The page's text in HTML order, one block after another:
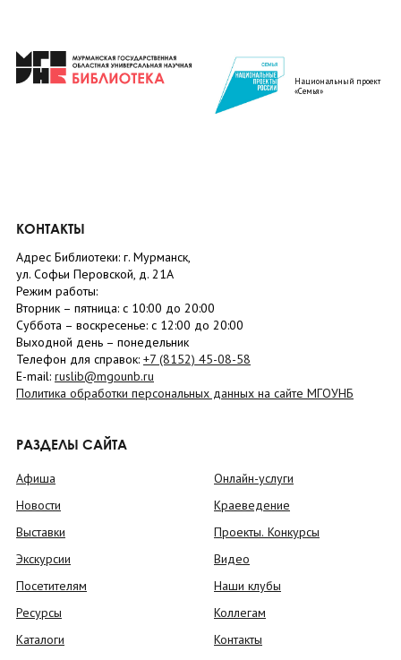
Национальный проект
«Семья»
КОНТАКТЫ
Адрес Библиотеки: г. Мурманск,
ул. Софьи Перовской, д. 21А
Режим работы:
Вторник – пятница: с 10:00 до 20:00
Суббота – воскресенье: c 12:00 до 20:00
Выходной день – понедельник
Телефон для справок: +7 (8152) 45-08-58
E-mail: ruslib@mgounb.ru
Политика обработки персональных данных на сайте МГОУНБ
РАЗДЕЛЫ САЙТА
Афиша
Новости
Выставки
Экскурсии
Посетителям
Ресурсы
Каталоги
Онлайн-услуги
Краеведение
Проекты. Конкурсы
Видео
Наши клубы
Коллегам
Контакты